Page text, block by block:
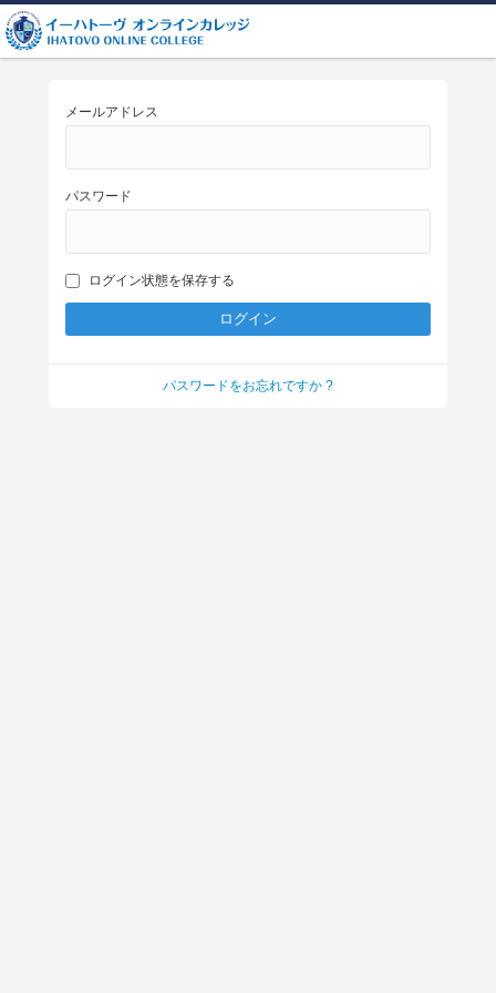
メールアドレス
パスワード
ログイン状態を保存する
パスワードをお忘れですか ?